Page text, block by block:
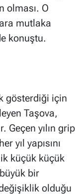
olması. O
mutlaka
konuştu.
gösterdiği için
Taşova,
Geçen yılın grip
yıl yapısını
küçük küçük
bir
olduğu